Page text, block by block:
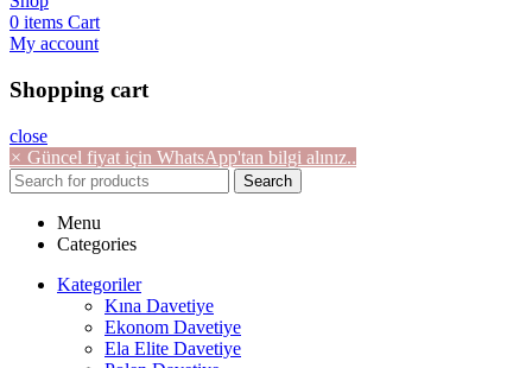
0 items Cart
My account
Shopping cart
close
× Güncel fiyat için WhatsApp'tan bilgi alınız..
Search
Menu
Categories
Kategoriler
Kına Davetiye
Ekonom Davetiye
Ela Elite Davetiye